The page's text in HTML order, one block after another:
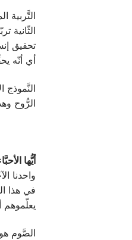
تحقيق
أي أنّه
النَّموذج
الرُّوح
أيُّها
واحدنا
في هذا
الصَّوم